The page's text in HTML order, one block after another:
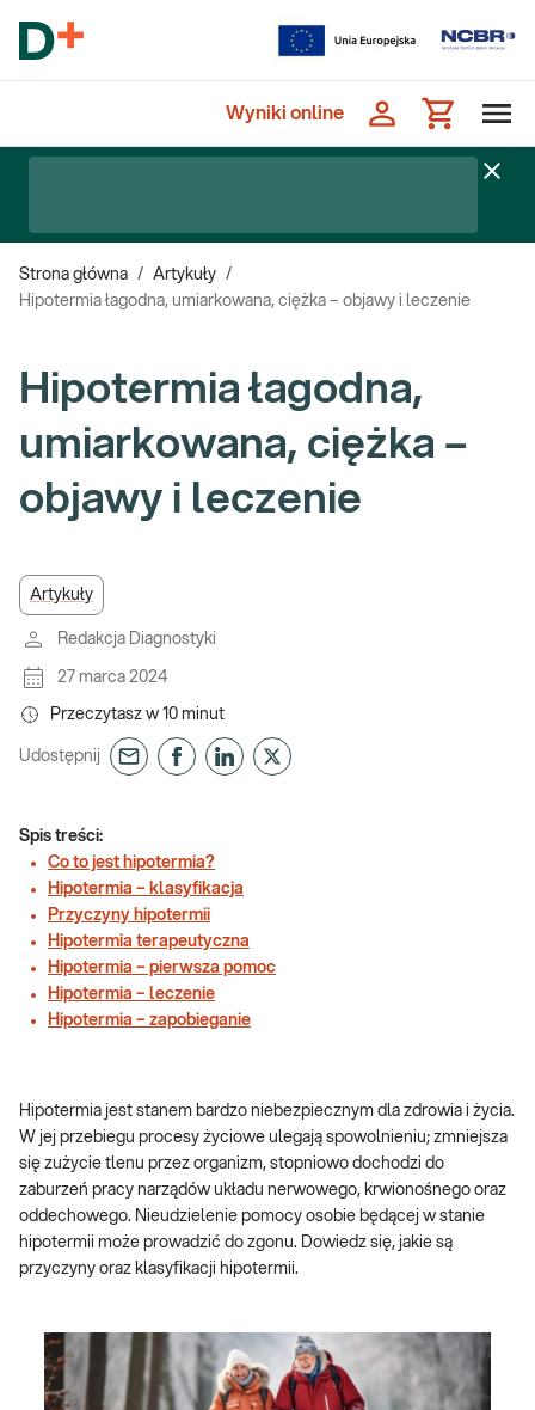
Wyniki online
Strona główna / Artykuły /
Hipotermia łagodna, umiarkowana, ciężka – objawy i leczenie
Hipotermia łagodna,
umiarkowana, ciężka –
objawy i leczenie
Artykuły
Redakcja Diagnostyki
27 marca 2024
Przeczytasz w 10 minut
Udostępnij
Spis treści:
Co to jest hipotermia?
Hipotermia – klasyfikacja
Przyczyny hipotermii
Hipotermia terapeutyczna
Hipotermia – pierwsza pomoc
Hipotermia – leczenie
Hipotermia – zapobieganie
Hipotermia jest stanem bardzo niebezpiecznym dla zdrowia i życia.
W jej przebiegu procesy życiowe ulegają spowolnieniu; zmniejsza
się zużycie tlenu przez organizm, stopniowo dochodzi do
zaburzeń pracy narządów układu nerwowego, krwionośnego oraz
oddechowego. Nieudzielenie pomocy osobie będącej w stanie
hipotermii może prowadzić do zgonu. Dowiedz się, jakie są
przyczyny oraz klasyfikacji hipotermii.